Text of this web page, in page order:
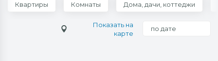
Квартиры Комнаты Дома, дачи, коттеджи
Показать на
карте
по дате